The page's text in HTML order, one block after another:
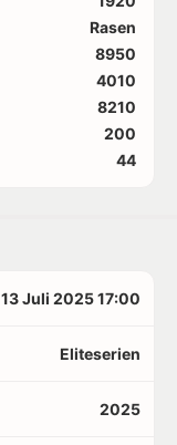
Rasen
8950
4010
8210
200
44
13 Juli 2025 17:00
Eliteserien
2025